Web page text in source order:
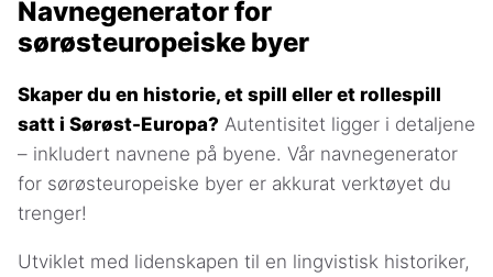
Navnegenerator for
sørøsteuropeiske byer
Skaper du en historie, et spill eller et rollespill
satt i Sørøst-Europa? Autentisitet ligger i detaljene
– inkludert navnene på byene. Vår navnegenerator
for sørøsteuropeiske byer er akkurat verktøyet du
trenger!
Utviklet med lidenskapen til en lingvistisk historiker,